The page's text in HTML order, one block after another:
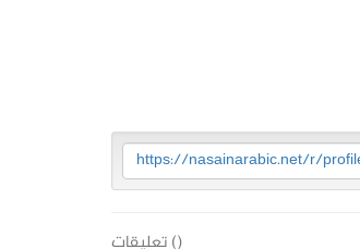
https://nasainarabic.net/r/
() تعليقات